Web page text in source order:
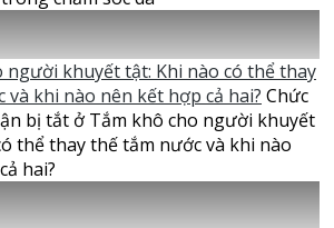
người khuyết tật: Khi nào có thể thay
và khi nào nên kết hợp cả hai? Chức
bị tắt ở Tắm khô cho người khuyết
thể thay thế tắm nước và khi nào
hai?